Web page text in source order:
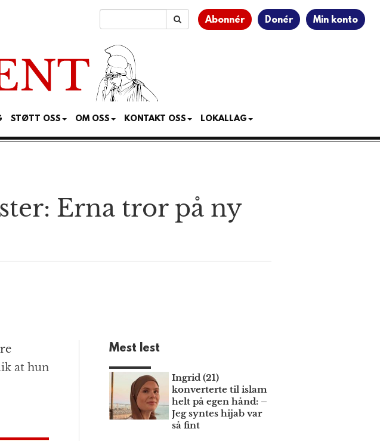
Abonnér Donér Min konto
STØTT OSS OM OSS KONTAKT OSS LOKALLAG
Erna tror på ny
at hun
Mest lest
Ingrid (21)
konverterte til islam
helt på egen hånd: –
Jeg syntes hijab var
så fint